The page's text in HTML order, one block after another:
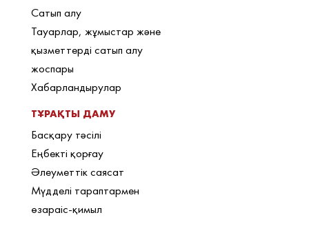
Сатып алу
Тауарлар, жұмыстар және
қызметтерді сатып алу
жоспары
Хабарландырулар
ТҰРАҚТЫ ДАМУ
Басқару тәсілі
Еңбекті қорғау
Әлеуметтік саясат
Мүдделі тараптармен
өзараіс-қимыл